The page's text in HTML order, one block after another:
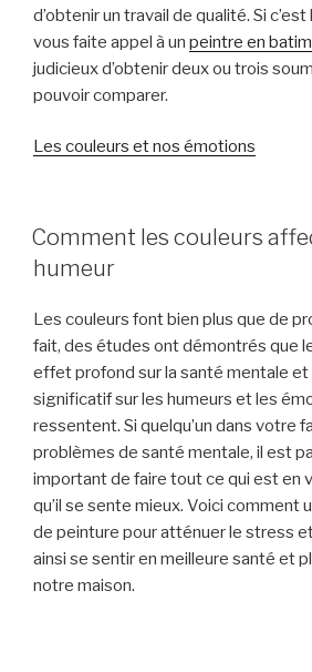
d’obtenir un travail de qualité. Si
vous faite appel à un peintre en
judicieux d’obtenir deux ou trois
pouvoir comparer.
Les couleurs et nos émotions
POSTED
ON
Comment les couleurs
humeur
Les couleurs font bien plus que de
fait, des études ont démontrés que
effet profond sur la santé mentale
significatif sur les humeurs et les
ressentent. Si quelqu’un dans votre
problèmes de santé mentale, il est
important de faire tout ce qui est en
qu’il se sente mieux. Voici comment
de peinture pour atténuer le stress
ainsi se sentir en meilleure santé et
notre maison.